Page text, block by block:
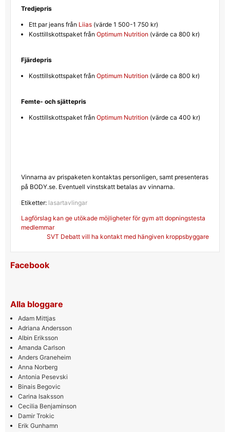
Tredjepris
Ett par jeans från Liias(värde 1 500-1 750 kr)
Kosttillskottspaket från Optimum Nutrition (värde ca 800 kr)
Fjärdepris
Kosttillskottspaket från Optimum Nutrition (värde ca 800 kr)
Femte- och sjättepris
Kosttillskottspaket från Optimum Nutrition (värde ca 400 kr)
Vinnarna av prispaketen kontaktas personligen, samt presenteras
på BODY.se. Eventuell vinstskatt betalas av vinnarna.
Etiketter: lasartavlingar
Inläggsnavigering
Lagförslag kan ge utökade möjligheter för gym att dopningstesta
medlemmar
SVT Debatt vill ha kontakt med hängiven kroppsbyggare
Facebook
Alla bloggare
Adam Mittjas
Adriana Andersson
Albin Eriksson
Amanda Carlson
Anders Graneheim
Anna Norberg
Antonia Pesevski
Binais Begovic
Carina Isaksson
Cecilia Benjaminson
Damir Trokic
Erik Gunhamn